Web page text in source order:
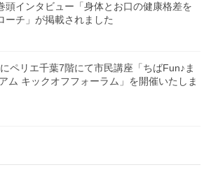
頭インタビュー「身体とお口の健康格差を
ーチ」が掲載されました
ペリエ千葉7階にて市民講座「ちばFun♪ま
ム キックオフフォーラム」を開催いたしま